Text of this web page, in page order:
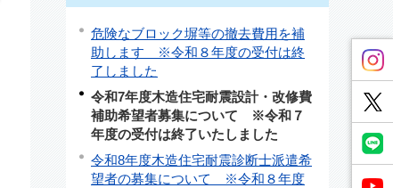
危険なブロック塀等の撤去費用を補
助します ※令和８年度の受付は終
了しました
令和7年度木造住宅耐震設計・改修費
補助希望者募集について ※令和７
年度の受付は終了いたしました
令和8年度木造住宅耐震診断士派遣希
望者の募集について ※令和８年度